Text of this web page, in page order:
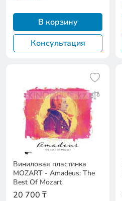
В корзину
Консультация
Виниловая пластинка
MOZART - Amadeus: The
Best Of Mozart
20 700 ₸